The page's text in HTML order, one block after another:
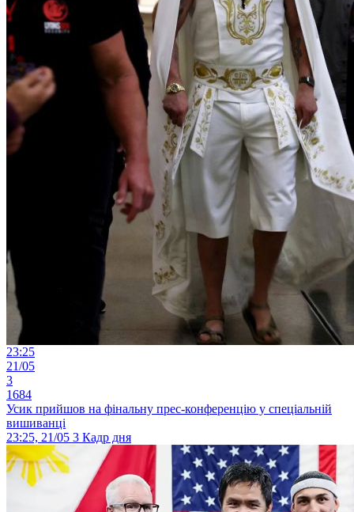
23:25
21/05
3
1684
Усик прийшов на фінальну прес-конференцію у спеціальній
вишиванці
23:25, 21/05 3 Кадр дня